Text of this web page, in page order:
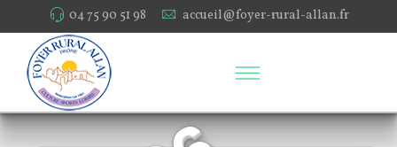
04 75 90 51 98 accueil@foyer-rural-allan.fr